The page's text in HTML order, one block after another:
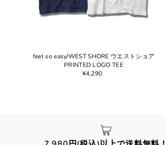
feel so easy/WEST SHORE ウエストショア
PRINTED LOGO TEE
¥4,290